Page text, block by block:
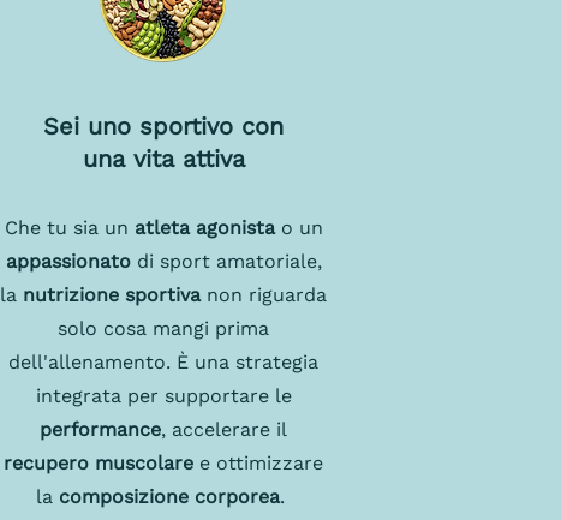
Sei uno sportivo con
una vita attiva
Che tu sia un atleta agonistao un
appassionatodi sport amatoriale,
la nutrizione sportivanon riguarda
solo cosa mangi prima
dell'allenamento. È una strategia
integrata per supportare le
performance, accelerare il
recupero muscolare e ottimizzare
la composizione corporea.